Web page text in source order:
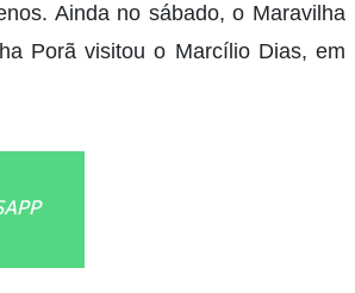
Ainda no sábado, o Maravilha
Porã visitou o Marcílio Dias, em